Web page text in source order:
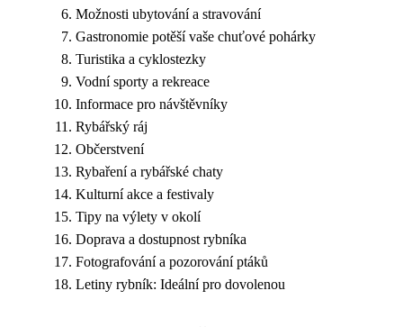
Možnosti ubytování a stravování
Gastronomie potěší vaše chuťové pohárky
Turistika a cyklostezky
Vodní sporty a rekreace
Informace pro návštěvníky
Rybářský ráj
Občerstvení
Rybaření a rybářské chaty
Kulturní akce a festivaly
Tipy na výlety v okolí
Doprava a dostupnost rybníka
Fotografování a pozorování ptáků
Letiny rybník: Ideální pro dovolenou